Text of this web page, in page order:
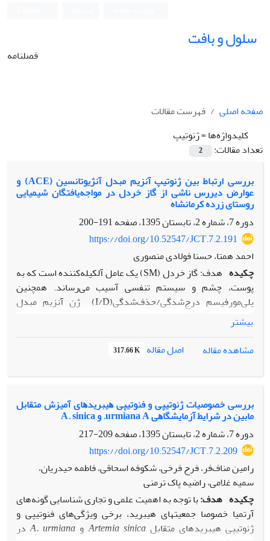
سلول و بافت
فصلنامه
صفحه اصلی
فهرست مقالات
کلیدواژه‌ها =ژنوتیپ
تعداد مقالات:
2
بررسی ارتباط بین ژنوتیپ آنزیم مبدل آنژیوتانسین (ACE) و
عوارض دیررس ناشی از گاز خردل در مواجه‌‌یافتگان شیمیایی
روستای زرده کرمانشاه
دوره 7، شماره 2، تابستان 1395، صفحه
191-200
https://doi.org/10.52547/JCT.7.2.191
احمد همتا، حسنا فولادی منصوری
چکیده
هدف: گاز خردل (SM) یک عامل آلکیله‌کننده است که به
پوست، چشم و سیستم تنفسی آسیب می‌رساند. همچنین
پلی‌مورفیسم درج‌شدگی/حذف‌شدگی(I/D) ژن آنزیم مبدل
نسبت به گروه کنترل بالاتر است. پس هدف از این پژوهش
عوارض دیررس ناشی از گاز خردل در مواجه‌‌یافتگان شیمیایی
مواد و روش‌ها:
نمونه های خون از 34 نفر از مردم مواجه ‌یافته با
گاز خردل در روستای زرده استان کرمانشاه به‏عنوان گروه مورد
مطالعه و از 30 نفر از مردم شهرستان اسلام‌ آباد ‌غرب واقع در
همین استان به‏عنوان گروه کنترل گرفته شد. اطلاعات بیشتر
درباره وجود سه عارضه‌ی دیررس تنفسی، پوستی و چشمی ناشی
از مواجهه با این گاز، از طریق پرسش‌نامه جمع‌آوری شد. ژنوتیپ
ACE با استفاده از PCR و ژل‌الکتروفورز پیرو آن تعیین گردید.
نتایج:میزان بروز سه عارضه تنفسی، پوستی و چشمی به‏ترتیب
9/52، 50 و 1/44 درصد بود. فراوانی ژنوتیپی برای سه ژنوتیپ
DD، ID و II در گروه مورد مطالعه، در افراد دارای عارضه تنفسی
بیشتر
مشاهده مقاله
اصل مقاله 317.66 K
ﺑﺮرﺳﯽ ﺧﺼﻮﺻﯿﺎت ژﻧﻮﺗﯿﭙﯽ و فنوتیپی ﻫﯿﺒﺮﯾﺪﻫﺎی آﻣﯿﺰش ﻣﺘﻘﺎﺑﻞ
ﻣﺎﺑﯿﻦ در ﺷﺮاﯾﻂ آزﻣﺎﯾﺸﮕﺎﻫﯽ urmiana A. و A. sinica
دوره 7، شماره 2، تابستان 1395، صفحه
209-217
https://doi.org/10.52547/JCT.7.2.209
رامین مناف‌فر، فرح فرخی، شکوفه اسحاقی، فاطمه حیدریان،
سمیه غلامی، راضیه پاک ترمنی
چکیده هدف:با توجه به اهمیت علمی و تجاری شناسایی گونه‌های
آرتمیا خصوصا جمعیت‏های هیبرید، برخی ویژگی‌های فنوتیپی و
ژنوتیپی هیبریدهای متقابل
Artemia sinica و A. urmianaدر